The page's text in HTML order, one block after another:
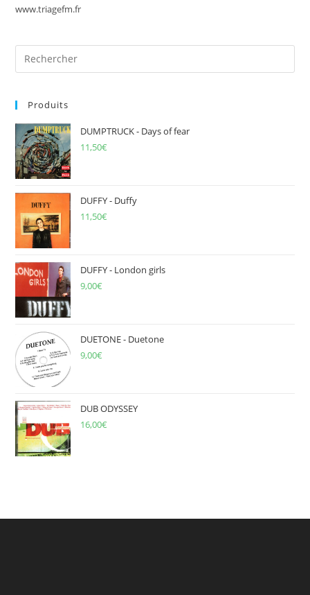
www.triagefm.fr
Produits
DUMPTRUCK - Days of fear
11,50€
DUFFY - Duffy
11,50€
DUFFY - London girls
9,00€
DUETONE - Duetone
9,00€
DUB ODYSSEY
16,00€